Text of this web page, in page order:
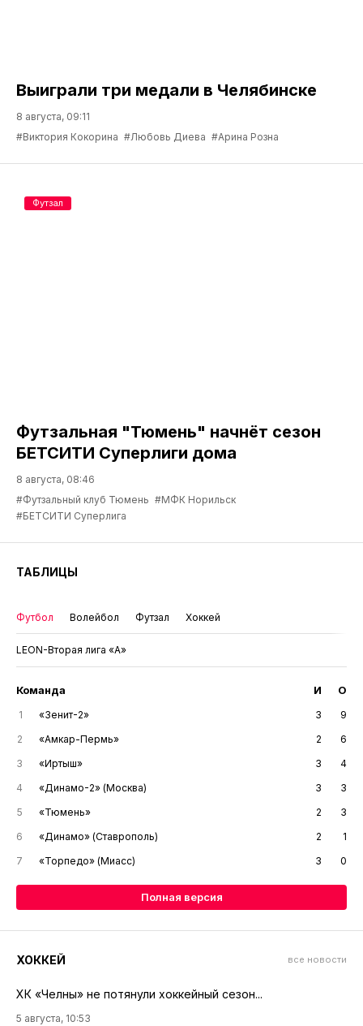
Выиграли три медали в Челябинске
8 августа, 09:11
#Виктория Кокорина #Любовь Диева #Арина Розна
Футзальная "Тюмень" начнёт сезон
БЕТСИТИ Суперлиги дома
8 августа, 08:46
#Футзальный клуб Тюмень #МФК Норильск
#БЕТСИТИ Суперлига
Футзал
ТАБЛИЦЫ
Футбол Волейбол Футзал Хоккей
LEON-Вторая лига «А»
Команда И О
1 «Зенит-2» 3
9
2
«Амкар-Пермь» 2
6
3
«Иртыш» 3
4
4
«Динамо-2» (Москва) 3
3
5
«Тюмень» 2
3
6
«Динамо» (Ставрополь) 2
1
7
«Торпедо» (Миасс) 3 0
Полная версия
ХОККЕЙ все новости
ХК «Челны» не потянули хоккейный сезон...
5 августа, 10:53